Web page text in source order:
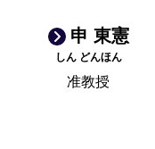
申 東憲
しん どんほん
准教授